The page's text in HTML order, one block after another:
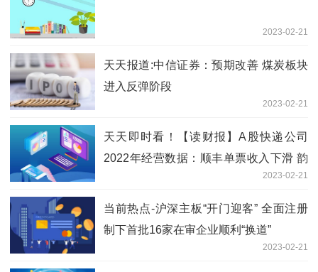
2023-02-21
天天报道:中信证券：预期改善 煤炭板块
进入反弹阶段
2023-02-21
天天即时看！【读财报】A股快递公司
2022年经营数据：顺丰单票收入下滑 韵
2023-02-21
当前热点-沪深主板“开门迎客” 全面注册
制下首批16家在审企业顺利“换道”
2023-02-21